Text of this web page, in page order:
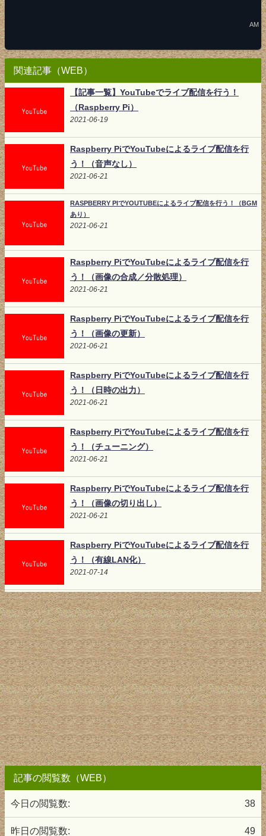
AM
関連記事（WEB）
【記事一覧】YouTubeでライブ配信を行う！
（Raspberry Pi）
2021-06-19
Raspberry PiでYouTubeによるライブ配信を行
う！（音声なし）
2021-06-21
RASPBERRY PIでYOUTUBEによるライブ配信を行う！（BGM
あり）
2021-06-21
Raspberry PiでYouTubeによるライブ配信を行
う！（画像の合成／分散処理）
2021-06-21
Raspberry PiでYouTubeによるライブ配信を行
う！（画像の更新）
2021-06-21
Raspberry PiでYouTubeによるライブ配信を行
う！（日時の出力）
2021-06-21
Raspberry PiでYouTubeによるライブ配信を行
う！（チューニング）
2021-06-21
Raspberry PiでYouTubeによるライブ配信を行
う！（画像の切り出し）
2021-06-21
Raspberry PiでYouTubeによるライブ配信を行
う！（有線LAN化）
2021-07-14
記事の閲覧数（WEB）
38
今日の閲覧数:
49
昨日の閲覧数: